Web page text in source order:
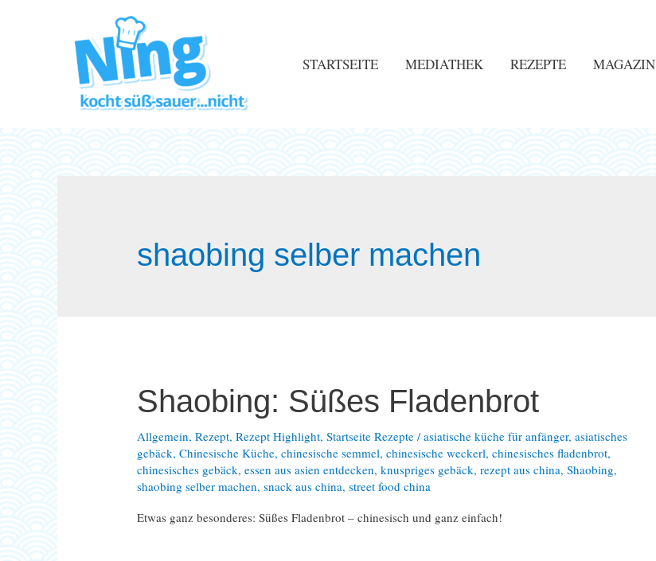
STARTSEITE MEDIATHEK REZEPTE MAGAZIN
shaobing selber machen
Shaobing: Süßes Fladenbrot
Allgemein,Rezept,Rezept Highlight,Startseite Rezepte /asiatische küche für anfänger,asiatisches
gebäck,Chinesische Küche,chinesische semmel,chinesische weckerl,chinesisches fladenbrot,
chinesisches gebäck,essen aus asien entdecken,knuspriges gebäck,rezept aus china,Shaobing,
shaobing selber machen,snack aus china,street food china
Etwas ganz besonderes: Süßes Fladenbrot – chinesisch und ganz einfach!